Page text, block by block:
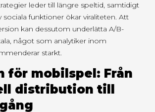
leder till längre speltid, samtidigt
funktioner ökar viraliteten. Att
kan dessutom underlätta A/B-
något som analytiker inom
starkt.
för mobilspel: Från
distribution till